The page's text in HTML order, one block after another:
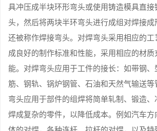
具冲压成半块环形弯头或使用铸造模具直
头，然后将两块半环弯头进行成组对焊接
还被称作焊接弯头。对焊弯头采用相应的
成良好的制作标准和性能，采用相应的材
能。对焊弯头应用于工件的接长：如带钢
筋、钢轨、锅炉钢管、石油和天然气输送
弯头应用于部件的组焊将简单轧制、锻造
焊成复杂的零件，以降低成本。例如汽车